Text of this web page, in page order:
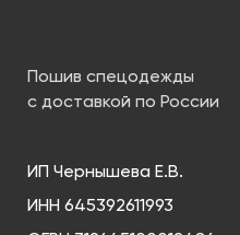
Пошив спецодежды
с доставкой по России
ИП Чернышева Е.В.
ИНН 645392611993